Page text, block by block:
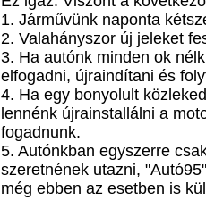
1. Járművünk naponta
2. Valahányszor új jeleket
3. Ha autónk minden ok
elfogadni, újraindítani és
4. Ha egy bonyolult
lennénk újrainstallálni a
fogadnunk.
5. Autónkban egyszerre
szeretnének utazni,
még ebben az esetben is